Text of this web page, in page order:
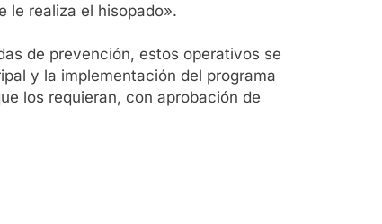
le realiza el hisopado».
de prevención, estos operativos se
y la implementación del programa
los requieran, con aprobación de